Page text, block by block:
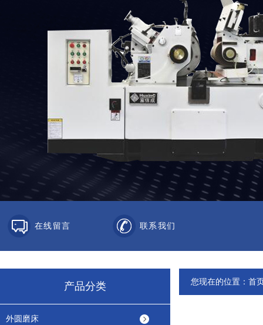
在线留言 联系我们
产品分类
外圆磨床
您现在的位置： 首